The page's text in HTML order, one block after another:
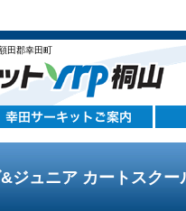
田郡幸田町
ジュニア カートスクー